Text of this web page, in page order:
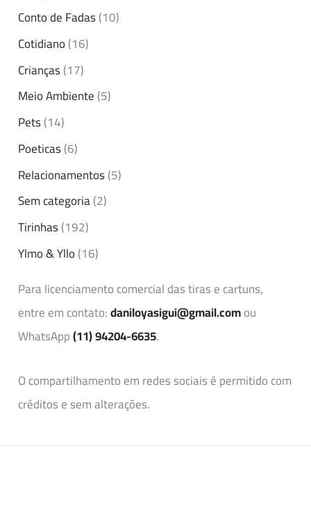
Conto de Fadas(10)
Cotidiano(16)
Crianças(17)
Meio Ambiente(5)
Pets(14)
Poeticas(6)
Relacionamentos(5)
Sem categoria(2)
Tirinhas(192)
Ylmo & Yllo(16)
Para licenciamento comercial das tiras e cartuns,
entre em contato:daniloyasigui@gmail.comou
WhatsApp(11) 94204-6635.
O compartilhamento em redes sociais é permitido com
créditos e sem alterações.